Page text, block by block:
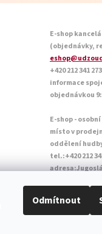
Odmítnout
E-shop
(objednávky,
+420 212 341 273
informace
objednávkou
E-shop -
místo v
oddělení
tel.:+420 212